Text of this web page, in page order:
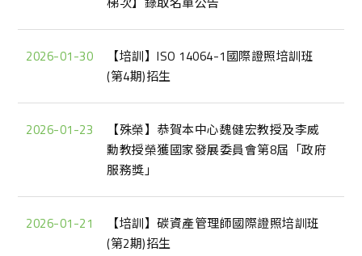
2026-01-30
【培訓】ISO 14064-1國際證照培訓班
(第4期)招生
2026-01-23
【殊榮】恭賀本中心魏健宏教授及李威
勳教授榮獲國家發展委員會第8屆「政府
服務獎」
2026-01-21
【培訓】碳資產管理師國際證照培訓班
(第2期)招生